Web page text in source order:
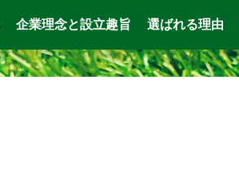
企業理念と設立趣旨 選ばれる理由